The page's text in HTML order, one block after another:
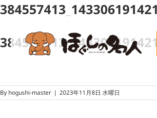
By hogushi-master | 2023年11月8日 水曜日